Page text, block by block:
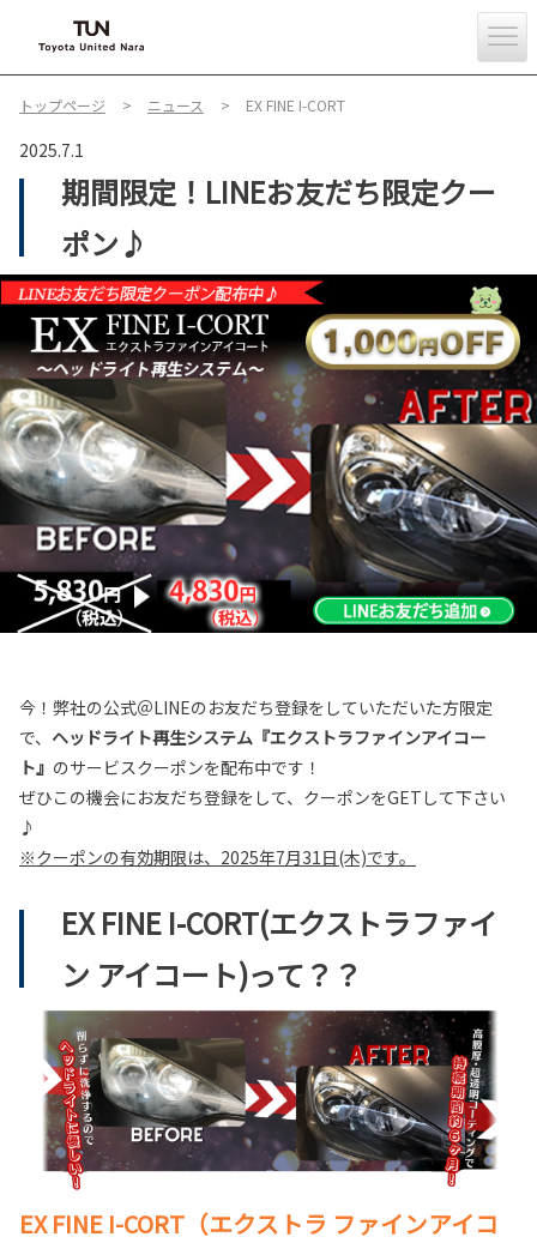
トップページ ニュース EX FINE I-CORT
2025.7.1
期間限定！LINEお友だち限定クー
ポン♪
今！弊社の公式＠LINEのお友だち登録をしていただいた方限定
で、 ヘッドライト再生システム『エクストラファインアイコー
ト』 のサービスクーポンを配布中です！
ぜひこの機会にお友だち登録をして、クーポンをGETして下さい
♪
※クーポンの有効期限は、2025年7月31日(木)です。
EX FINE I-CORT(エクストラファイ
ン アイコート)って？？
EX FINE I-CORT（エクストラ ファインアイコ